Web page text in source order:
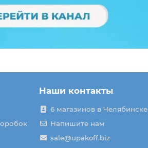
Наши контакты
6 магазинов в Челябинске
Напишите нам
sale@upakoff.biz